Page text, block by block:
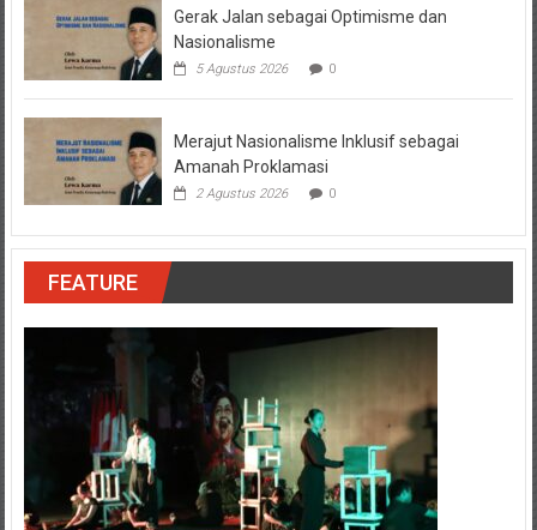
Gerak Jalan sebagai Optimisme dan
Nasionalisme
5 Agustus 2026 0
Merajut Nasionalisme Inklusif sebagai
Amanah Proklamasi
2 Agustus 2026 0
FEATURE